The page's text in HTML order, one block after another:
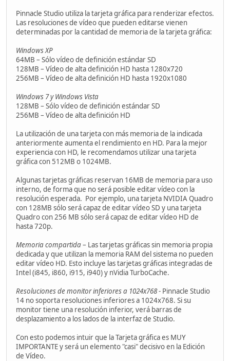
Pinnacle Studio utiliza la tarjeta gráfica para renderizar efectos.
Las resoluciones de vídeo que pueden editarse vienen
determinadas por la cantidad de memoria de la tarjeta gráfica:
Windows XP
64MB – Sólo vídeo de definición estándar SD
128MB – Vídeo de alta definición HD hasta 1280x720
256MB – Vídeo de alta definición HD hasta 1920x1080
Windows 7 y Windows Vista
128MB – Sólo vídeo de definición estándar SD
256MB – Vídeo de alta definición HD
La utilización de una tarjeta con más memoria de la indicada
anteriormente aumenta el rendimiento en HD. Para la mejor
experiencia con HD, le recomendamos utilizar una tarjeta
gráfica con 512MB o 1024MB.
Algunas tarjetas gráficas reservan 16MB de memoria para uso
interno, de forma que no será posible editar vídeo con la
resolución esperada. Por ejemplo, una tarjeta NVIDIA Quadro
con 128MB sólo será capaz de editar vídeo SD y una tarjeta
Quadro con 256 MB sólo será capaz de editar vídeo HD de
hasta 720p.
Memoria compartida– Las tarjetas gráficas sin memoria propia
dedicada y que utilizan la memoria RAM del sistema no pueden
editar vídeo HD. Esto incluye las tarjetas gráficas integradas de
Intel (i845, i860, i915, i940) y nVidia TurboCache.
Resoluciones de monitor inferiores a 1024x768- Pinnacle Studio
14 no soporta resoluciones inferiores a 1024x768. Si su
monitor tiene una resolución inferior, verá barras de
desplazamiento a los lados de la interfaz de Studio.
Con esto podemos intuir que la Tarjeta gráfica es MUY
IMPORTANTE y será un elemento "casi" decisivo en la Edición
de Vídeo.